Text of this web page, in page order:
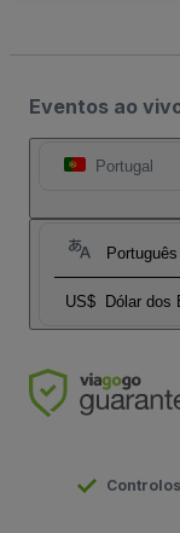
Eventos ao
Portugal
US$ Dólar dos